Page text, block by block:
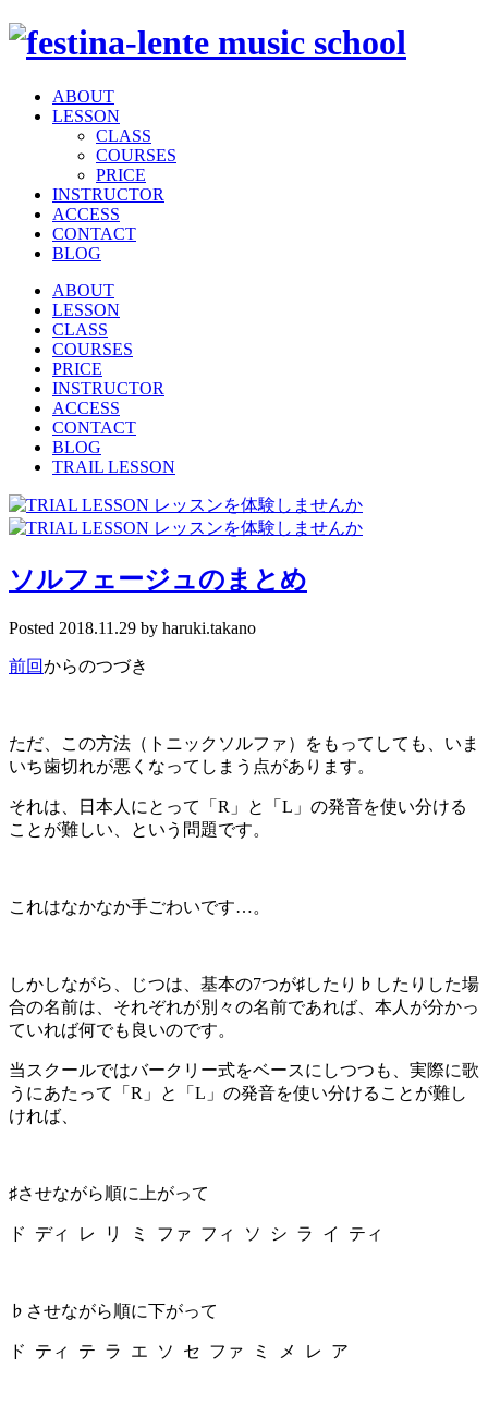
ABOUT
LESSON
CLASS
COURSES
PRICE
INSTRUCTOR
ACCESS
CONTACT
BLOG
ABOUT
LESSON
CLASS
COURSES
PRICE
INSTRUCTOR
ACCESS
CONTACT
BLOG
TRAIL LESSON
ソルフェージュのまとめ
Posted 2018.11.29 by haruki.takano
前回からのつづき
ただ、この方法（トニックソルファ）をもってしても、いま
いち歯切れが悪くなってしまう点があります。
それは、日本人にとって「 R 」と「 L 」の発音を使い分ける
ことが難しい、という問題です。
これはなかなか手ごわいです…。
しかしながら、じつは、基本の7つが♯したり♭したりした場
合の名前は、それぞれが別々の名前であれば、本人が分かっ
ていれば何でも良いのです。
当スクールではバークリー式をベースにしつつも、実際に歌
うにあたって「 R 」と「 L 」の発音を使い分けることが難し
ければ、
♯させながら順に上がって
ド ディ レ リ ミ ファ フィ ソ シ ラ イ ティ
♭させながら順に下がって
ド ティ テ ラ エ ソ セ ファ ミ メ レ ア